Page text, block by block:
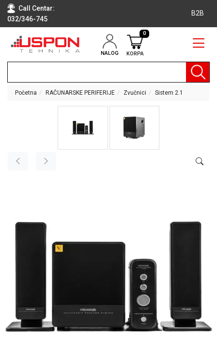
Call Centar:
032/346-745
B2B
NALOG KORPA
0
RAČUNARI
TEHNIKA
VIDEO
MALI
KUĆNI
APARATI
Početna RAČUNARSKE PERIFERIJE Zvučnici Sistem 2.1